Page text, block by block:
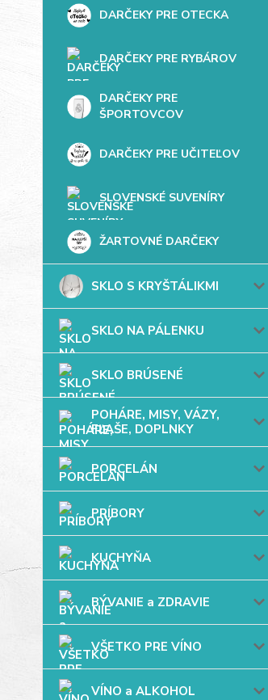
DARČEKY PRE OTECKA
DARČEKY PRE RYBÁROV
DARČEKY PRE
ŠPORTOVCOV
DARČEKY PRE UČITEĽOV
SLOVENSKÉ SUVENÍRY
ŽARTOVNÉ DARČEKY
SKLO S KRYŠTÁLIKMI
SKLO NA PÁLENKU
SKLO BRÚSENÉ
POHÁRE, MISY, VÁZY,
FĽAŠE, DOPLNKY
PORCELÁN
PRÍBORY
KUCHYŇA
BÝVANIE a ZDRAVIE
VŠETKO PRE VÍNO
VÍNO a ALKOHOL